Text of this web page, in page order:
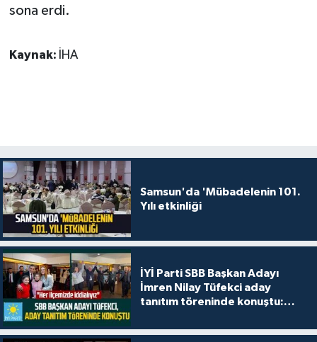
sona erdi.
Kaynak: İHA
Samsun'da 'Mübadelenin 101.
Yılı etkinliği
İYİ Parti SBB Başkan Adayı
İmren Nilay Tüfekci aday
tanıtım töreninde konuştu: